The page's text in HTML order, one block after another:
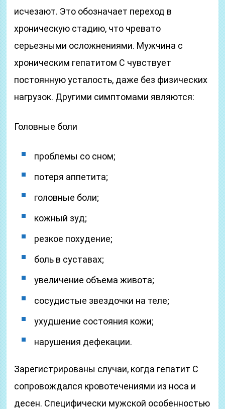
исчезают. Это обозначает переход в
хроническую стадию, что чревато
серьезными осложнениями. Мужчина с
хроническим гепатитом С чувствует
постоянную усталость, даже без физических
нагрузок. Другими симптомами являются:
Головные боли
проблемы со сном;
потеря аппетита;
головные боли;
кожный зуд;
резкое похудение;
боль в суставах;
увеличение объема живота;
сосудистые звездочки на теле;
ухудшение состояния кожи;
нарушения дефекации.
Зарегистрированы случаи, когда гепатит С
сопровождался кровотечениями из носа и
десен. Специфически мужской особенностью